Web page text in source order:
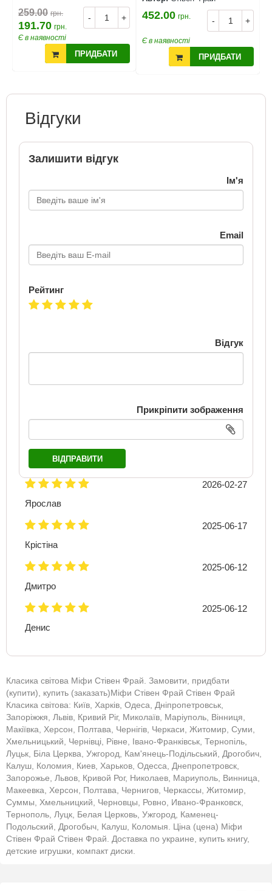
- +
259.00 грн.
191.70 грн.
Є в наявності
ПРИДБАТИ
- +
452.00 грн.
Є в наявності
ПРИДБАТИ
Відгуки
Залишити відгук
Ім'я
Email
Рейтинг
Відгук
Прикріпити зображення
ВІДПРАВИТИ
2026-02-27
Ярослав
2025-06-17
Крістіна
2025-06-12
Дмитро
2025-06-12
Денис
Класика світова Міфи Стівен Фрай. Замовити, придбати
(купити), купить (заказать)Міфи Стівен Фрай Стівен Фрай
Класика світова: Київ, Харків, Одеса, Дніпропетровськ,
Запоріжжя, Львів, Кривий Ріг, Миколаїв, Маріуполь, Вінниця,
Макіївка, Херсон, Полтава, Чернігів, Черкаси, Житомир, Суми,
Хмельницький, Чернівці, Рівне, Івано-Франківськ, Тернопіль,
Луцьк, Біла Церква, Ужгород, Кам'янець-Подільський, Дрогобич,
Калуш, Коломия, Киев, Харьков, Одесса, Днепропетровск,
Запорожье, Львов, Кривой Рог, Николаев, Мариуполь, Винница,
Макеевка, Херсон, Полтава, Чернигов, Черкассы, Житомир,
Суммы, Хмельницкий, Черновцы, Ровно, Ивано-Франковск,
Тернополь, Луцк, Белая Церковь, Ужгород, Каменец-
Подольский, Дрогобыч, Калуш, Коломыя. Ціна (цена) Міфи
Стівен Фрай Стівен Фрай. Доставка по украине, купить книгу,
детские игрушки, компакт диски.